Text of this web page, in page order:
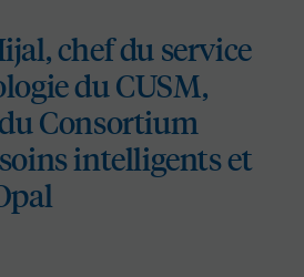
chef du service
du CUSM,
Consortium
intelligents et